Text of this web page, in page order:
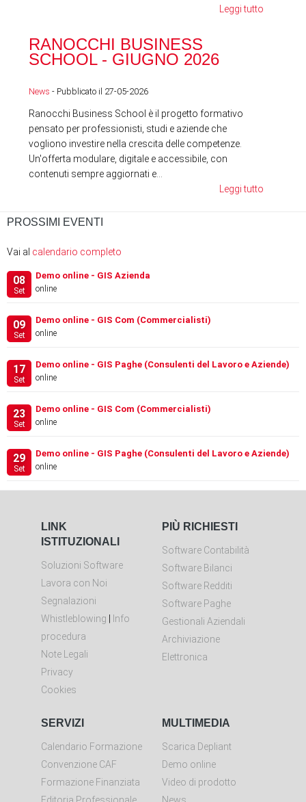
Leggi tutto
RANOCCHI BUSINESS
SCHOOL - GIUGNO 2026
News - Pubblicato il 27-05-2026
Ranocchi Business School è il progetto formativo
pensato per professionisti, studi e aziende che
vogliono investire nella crescita delle competenze.
Un'offerta modulare, digitale e accessibile, con
contenuti sempre aggiornati e...
Leggi tutto
PROSSIMI EVENTI
Vai al calendario completo
08
Set
Demo online - GIS Azienda
online
09
Set
Demo online - GIS Com (Commercialisti)
online
17
Set
Demo online - GIS Paghe (Consulenti del Lavoro e Aziende)
online
23
Set
Demo online - GIS Com (Commercialisti)
online
29
Set
Demo online - GIS Paghe (Consulenti del Lavoro e Aziende)
online
LINK
ISTITUZIONALI
Soluzioni Software
Lavora con Noi
Segnalazioni
Whistleblowing
Info
procedura
Note Legali
Privacy
Cookies
PIÙ RICHIESTI
Software Contabilità
Software Bilanci
Software Redditi
Software Paghe
Gestionali Aziendali
Archiviazione
Elettronica
SERVIZI
Calendario Formazione
Convenzione CAF
Formazione Finanziata
Editoria Professionale
MULTIMEDIA
Scarica Depliant
Demo online
Video di prodotto
News